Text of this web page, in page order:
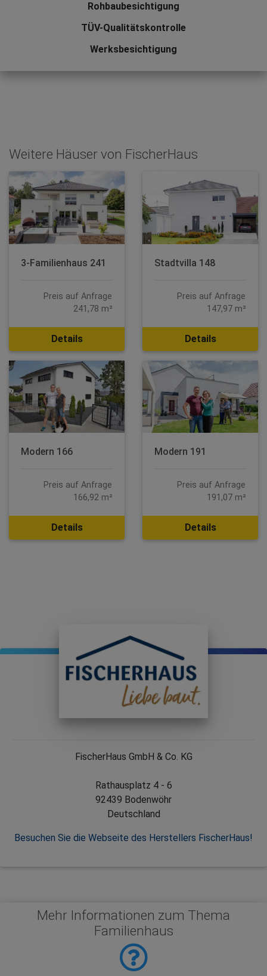
Rohbaubesichtigung
TÜV-Qualitätskontrolle
Werksbesichtigung
Weitere Häuser von FischerHaus
3-Familienhaus 241
Preis auf Anfrage
241,78 m²
Details
Stadtvilla 148
Preis auf Anfrage
147,97 m²
Details
Modern 166
Preis auf Anfrage
166,92 m²
Details
Modern 191
Preis auf Anfrage
191,07 m²
Details
FischerHaus GmbH & Co. KG
Rathausplatz 4 - 6
92439 Bodenwöhr
Deutschland
Besuchen Sie die Webseite des Herstellers FischerHaus!
Mehr Informationen zum Thema
Familienhaus